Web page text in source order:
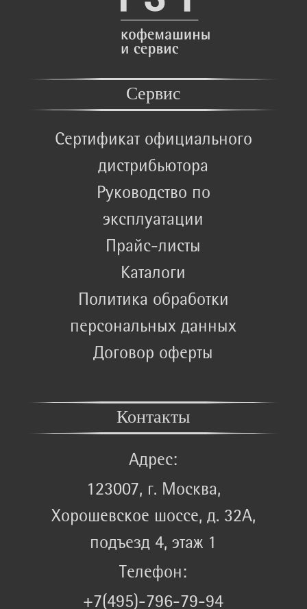
Сервис
Сертификат официального
дистрибьютора
Руководство по
эксплуатации
Прайс-листы
Каталоги
Политика обработки
персональных данных
Договор оферты
Контакты
Адрес:
123007, г. Москва,
Хорошевское шоссе, д. 32А,
подъезд 4, этаж 1
Телефон:
+7(495)-796-79-94